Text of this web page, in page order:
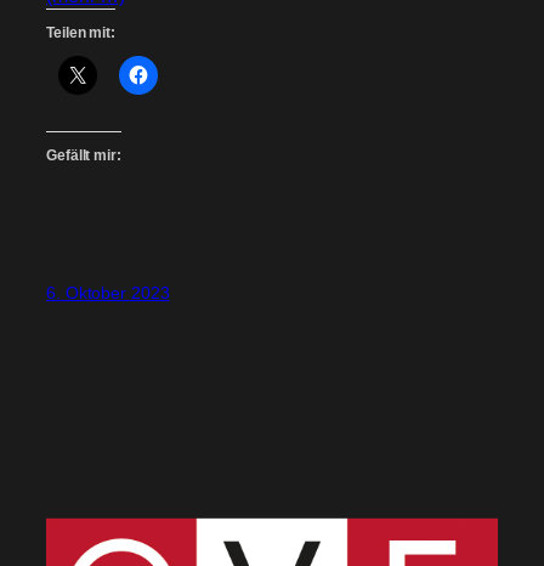
Teilen mit:
Gefällt mir:
6. Oktober 2023